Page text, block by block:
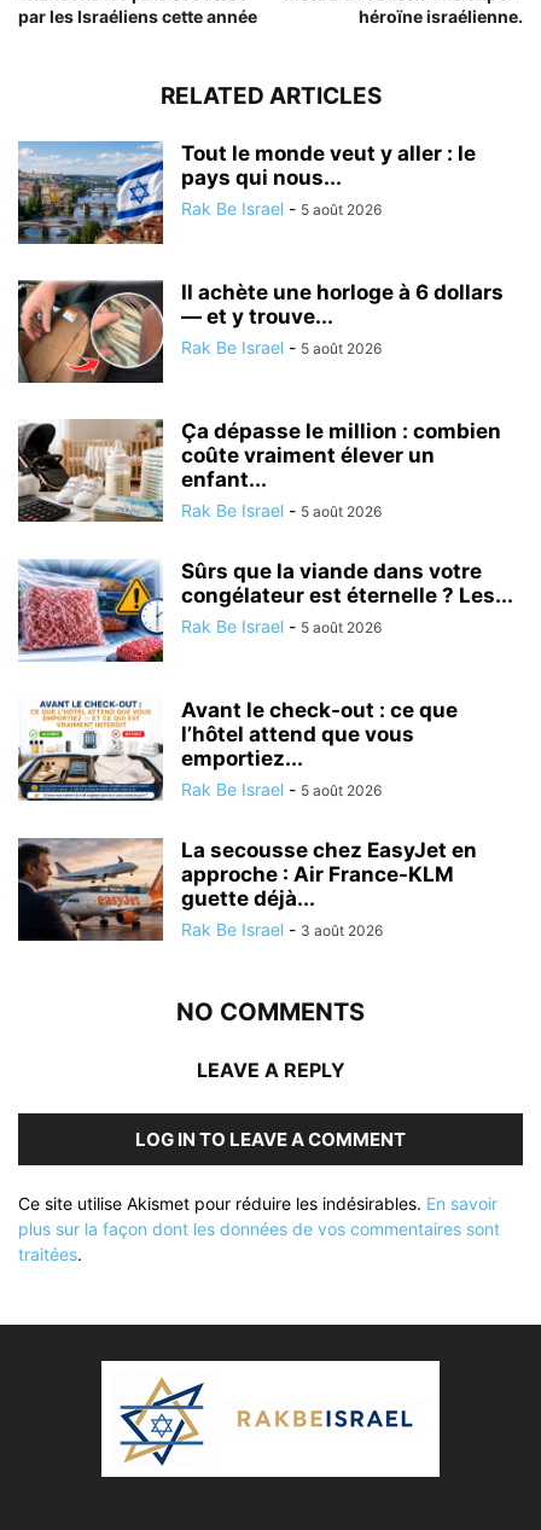
par les Israéliens cette année
héroïne israélienne.
RELATED ARTICLES
Tout le monde veut y aller : le
pays qui nous...
Rak Be Israel - 5 août 2026
Il achète une horloge à 6 dollars
— et y trouve...
Rak Be Israel - 5 août 2026
Ça dépasse le million : combien
coûte vraiment élever un
enfant...
Rak Be Israel - 5 août 2026
Sûrs que la viande dans votre
congélateur est éternelle ? Les...
Rak Be Israel - 5 août 2026
Avant le check-out : ce que
l’hôtel attend que vous
emportiez...
Rak Be Israel - 5 août 2026
La secousse chez EasyJet en
approche : Air France-KLM
guette déjà...
Rak Be Israel - 3 août 2026
NO COMMENTS
LEAVE A REPLY
LOG IN TO LEAVE A COMMENT
Ce site utilise Akismet pour réduire les indésirables. En savoir
plus sur la façon dont les données de vos commentaires sont
traitées.